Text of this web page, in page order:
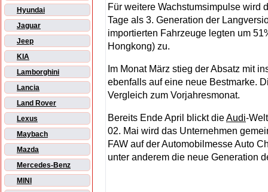
Hyundai
Jaguar
Jeep
KIA
Lamborghini
Lancia
Land Rover
Lexus
Maybach
Mazda
Mercedes-Benz
MINI
Für weitere Wachstumsimpulse wird
Tage als 3. Generation der
importierten Fahrzeuge legten um
Hongkong) zu.
Im Monat März stieg der Absatz mit
ebenfalls auf eine neue Bestmarke.
Vergleich zum Vorjahresmonat.
Bereits Ende April blickt dieAudi-
02. Mai wird das Unternehmen
FAW auf der Automobilmesse Auto
unter anderem die neue Generation